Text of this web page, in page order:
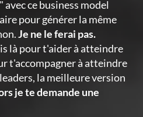
ce business model
pour générer la même
Je ne le ferai pas.
là pour t'aider à atteindre
t'accompagner à atteindre
la meilleure version
je te demande une